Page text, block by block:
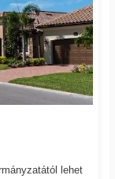
lehet